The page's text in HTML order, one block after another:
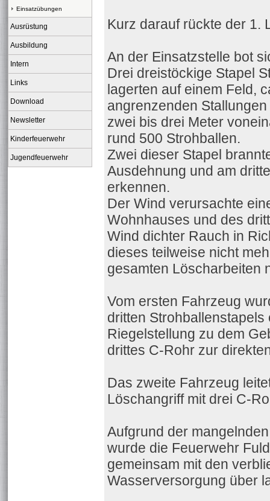
Einsatzübungen
Ausrüstung
Ausbildung
Intern
Links
Download
Newsletter
Kinderfeuerwehr
Jugendfeuerwehr
Kurz darauf rückte der 1.
An der Einsatzstelle bot
Drei dreistöckige Stapel
lagerten auf einem Feld,
angrenzenden
zwei bis drei Meter
rund 500 Strohballen.
Zwei dieser Stapel
Ausdehnung und am
erkennen.
Der Wind verursachte
Wohnhauses und des
Wind dichter Rauch in
dieses teilweise nicht
gesamten Löscharbeiten
Vom ersten Fahrzeug
dritten
Riegelstellung zu dem
drittes C-Rohr zur
Das zweite Fahrzeug
Löschangriff mit drei C-
Aufgrund der
wurde die Feuerwehr
gemeinsam mit den
Wasserversorgung über